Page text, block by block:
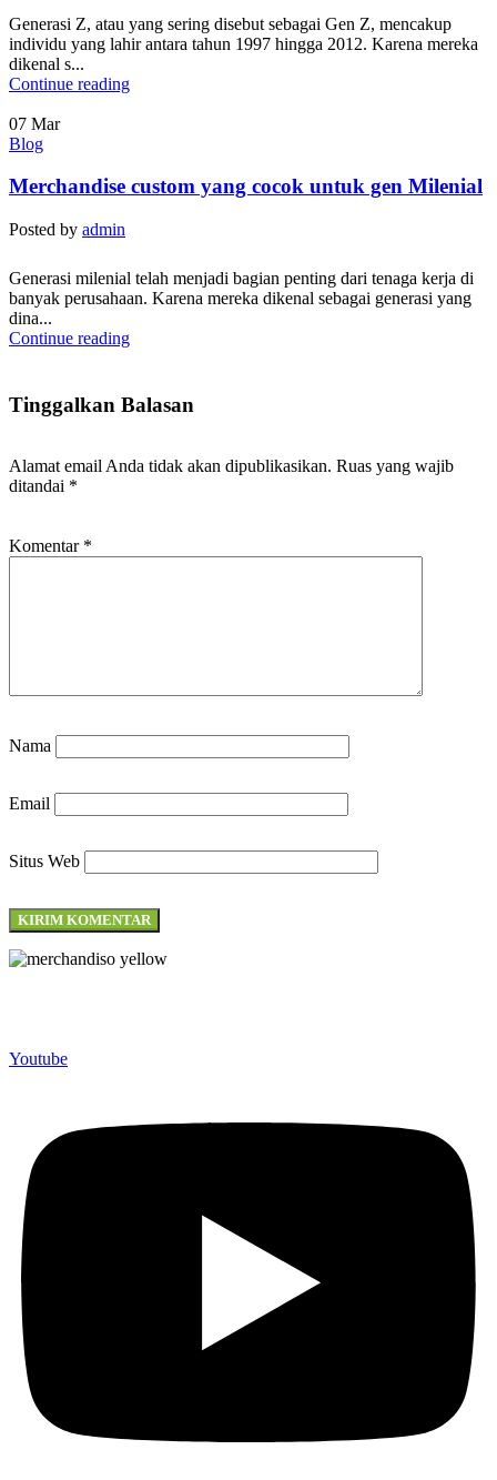
Generasi Z, atau yang sering disebut sebagai Gen Z, mencakup
individu yang lahir antara tahun 1997 hingga 2012. Karena mereka
dikenal s...
Continue reading
07 Mar
Blog
Merchandise custom yang cocok untuk gen Milenial
Posted by admin
Generasi milenial telah menjadi bagian penting dari tenaga kerja di
banyak perusahaan. Karena mereka dikenal sebagai generasi yang
dina...
Continue reading
Tinggalkan Balasan
Alamat email Anda tidak akan dipublikasikan. Ruas yang wajib
ditandai *
Komentar *
Nama
Email
Situs Web
Youtube